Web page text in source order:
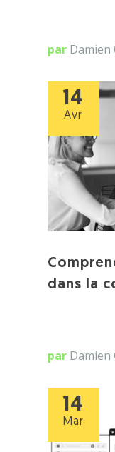
par Damien
14
Avr
dans la
par Damien
14
Mar